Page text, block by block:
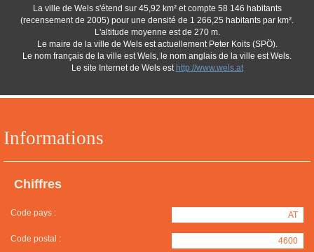
Informations
Chiffres
Code pays : AT
Code postal : 4600
La ville de Wels s'étend sur 45,92 km² et compte 58 146 habitants
(recensement de 2005) pour une densité de 1 266,25 habitants par km².
L'altitude moyenne est de 270 m.
Le maire de la ville de Wels est actuellement Peter Koits (SPÖ).
Le nom français de la ville est Wels, le nom anglais de la ville est Wels.
Le site Internet de Wels est http://www.wels.at